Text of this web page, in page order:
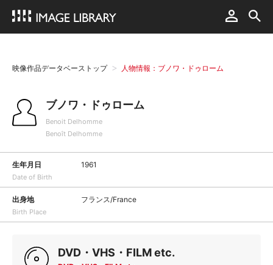
映像作品データベーストップ 人物情報：ブノワ・ドゥローム
ブノワ・ドゥローム
Benoit Delhomme
Benoît Delhomme
生年月日
Date of Birth
1961
出身地
Birth Place
フランス/France
DVD・VHS・FILM etc.